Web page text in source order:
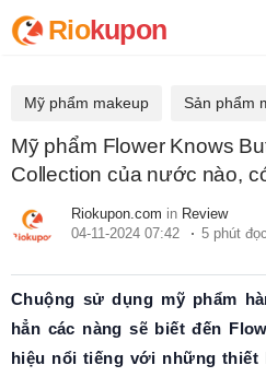
Riokupon
Mỹ phẩm makeup Sản phẩm
Mỹ phẩm Flower Knows
Collection của nước nào,
Riokupon.com in Review
04-11-2024 07:42
5 phút đọc
Chuộng sử dụng mỹ phẩm
hẳn các nàng sẽ biết đến
hiệu nổi tiếng với những thiết